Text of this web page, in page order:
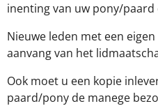
inenting van uw pony/
Nieuwe leden met een
aanvang van het
Ook moet u een kopie
paard/pony de manege